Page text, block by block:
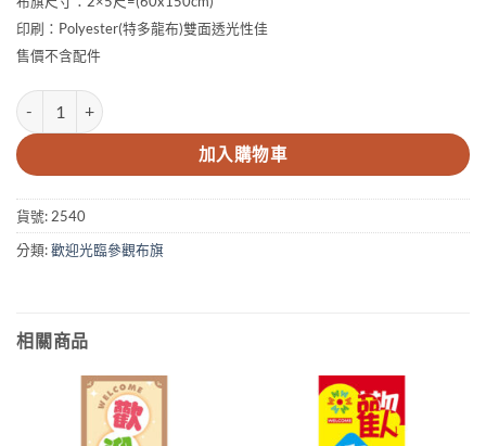
印刷：Polyester(特多龍布)雙面透光性佳
售價不含配件
2×5尺 歡迎參觀布旗 數量
加入購物車
貨號: 2540
分類:歡迎光臨參觀布旗
相關商品